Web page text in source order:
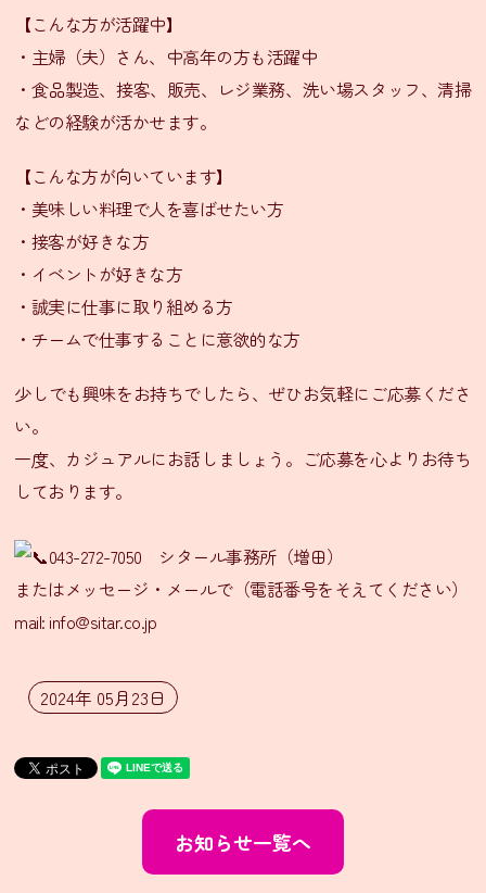
ウ
ト
メ
ニ
ュ
会
ラ
ン
タ
ー
信
売
SNS
LINE
録
【こんな方が活躍中】
・主婦（夫）さん、中高年の方も活躍中
・食品製造、接客、販売、レジ業務、洗い場スタッフ、清掃
などの経験が活かせます。
【こんな方が向いています】
・美味しい料理で人を喜ばせたい方
・接客が好きな方
・イベントが好きな方
・誠実に仕事に取り組める方
・チームで仕事することに意欲的な方
少しでも興味をお持ちでしたら、ぜひお気軽にご応募くださ
い。
一度、カジュアルにお話しましょう。ご応募を心よりお待ち
しております。
043-272-7050 シタール事務所（増田）
またはメッセージ・メールで（電話番号をそえてください）
mail: info@sitar.co.jp
2024年 05月23日
お知らせ一覧へ